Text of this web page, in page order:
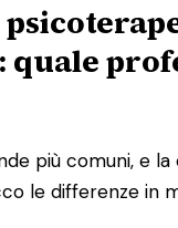
quale
più comuni, e
le differenze in